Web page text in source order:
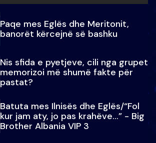
Paqe mes Eglës dhe Meritonit,
banorët kërcejnë së bashku
Nis sfida e pyetjeve, cili nga grupet
memorizoi më shumë fakte për
pastat?
Batuta mes Ilnisës dhe Eglës/“Fol
kur jam aty, jo pas krahëve…” - Big
Brother Albania VIP 3